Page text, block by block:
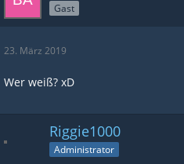
Gast
23. März 2019
Wer weiß? xD
Riggie1000
Administrator